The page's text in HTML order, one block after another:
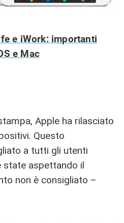
e iWork: importanti
e Mac
Apple ha rilasciato
Questo
a tutti gli utenti
state aspettando il
non è consigliato –